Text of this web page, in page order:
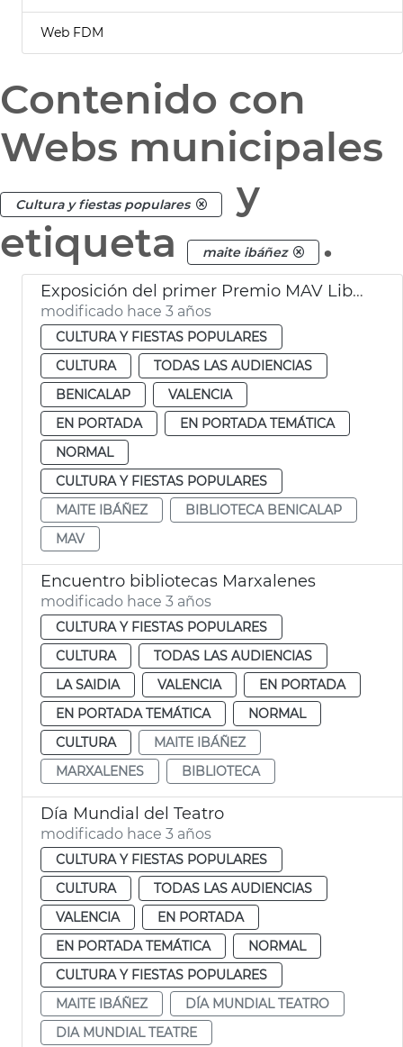
Web FDM
Contenido con
Webs municipales
Cultura y fiestas populares
y
etiqueta
maite ibáñez .
Exposición del primer Premio MAV Libro de artista
modificado hace 3 años
CULTURA Y FIESTAS POPULARES
CULTURA
TODAS LAS AUDIENCIAS
BENICALAP
VALENCIA
EN PORTADA
EN PORTADA TEMÁTICA
NORMAL
CULTURA Y FIESTAS POPULARES
MAITE IBÁÑEZ
BIBLIOTECA BENICALAP
MAV
Encuentro bibliotecas Marxalenes
modificado hace 3 años
CULTURA Y FIESTAS POPULARES
CULTURA
TODAS LAS AUDIENCIAS
LA SAIDIA
VALENCIA
EN PORTADA
EN PORTADA TEMÁTICA
NORMAL
CULTURA
MAITE IBÁÑEZ
MARXALENES
BIBLIOTECA
Día Mundial del Teatro
modificado hace 3 años
CULTURA Y FIESTAS POPULARES
CULTURA
TODAS LAS AUDIENCIAS
VALENCIA
EN PORTADA
EN PORTADA TEMÁTICA
NORMAL
CULTURA Y FIESTAS POPULARES
MAITE IBÁÑEZ
DÍA MUNDIAL TEATRO
DIA MUNDIAL TEATRE